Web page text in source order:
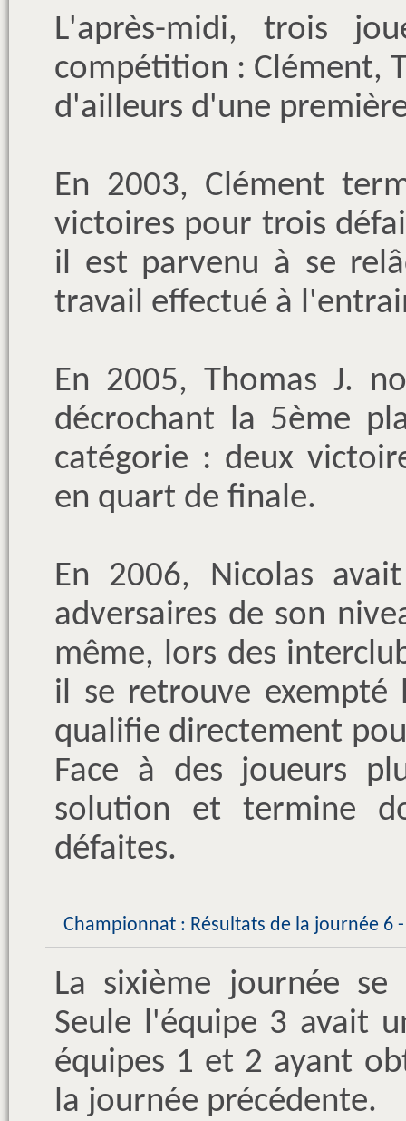
L'après-midi, trois
compétition : Clément,
d'ailleurs d'une
En 2003, Clément
victoires pour trois
il est parvenu à se
travail effectué à
En 2005, Thomas J.
décrochant la 5ème
catégorie : deux
en quart de finale.
En 2006, Nicolas
adversaires de son
même, lors des
il se retrouve
qualifie directement
Face à des joueurs
solution et termine
défaites.
Championnat : Résultats de la journée 6
La sixième journée
Seule l'équipe 3 avait
équipes 1 et 2 ayant
la journée précédente.